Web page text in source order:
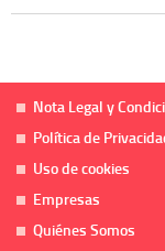
Nota Legal y
Política de
Uso de cookies
Empresas
Quiénes Somos